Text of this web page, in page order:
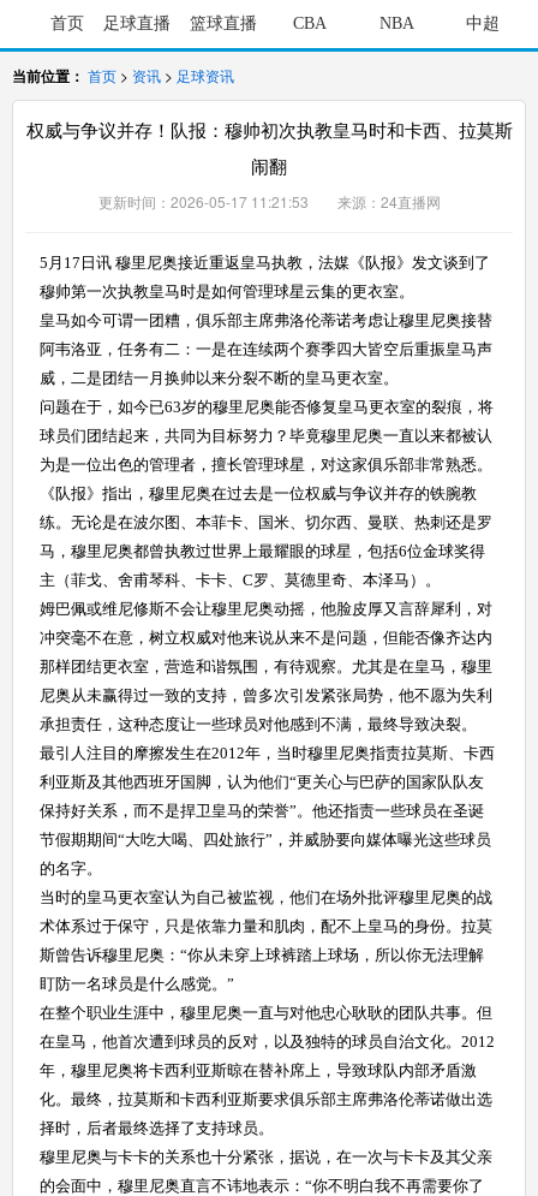
首页 足球直播 篮球直播 CBA NBA 中超
当前位置： 首页 > 资讯 > 足球资讯
权威与争议并存！队报：穆帅初次执教皇马时和卡西、拉莫斯
闹翻
更新时间：2026-05-17 11:21:53 来源：24直播网
5月17日讯 穆里尼奥接近重返皇马执教，法媒《队报》发文谈到了
穆帅第一次执教皇马时是如何管理球星云集的更衣室。
皇马如今可谓一团糟，俱乐部主席弗洛伦蒂诺考虑让穆里尼奥接替
阿韦洛亚，任务有二：一是在连续两个赛季四大皆空后重振皇马声
威，二是团结一月换帅以来分裂不断的皇马更衣室。
问题在于，如今已63岁的穆里尼奥能否修复皇马更衣室的裂痕，将
球员们团结起来，共同为目标努力？毕竟穆里尼奥一直以来都被认
为是一位出色的管理者，擅长管理球星，对这家俱乐部非常熟悉。
《队报》指出，穆里尼奥在过去是一位权威与争议并存的铁腕教
练。无论是在波尔图、本菲卡、国米、切尔西、曼联、热刺还是罗
马，穆里尼奥都曾执教过世界上最耀眼的球星，包括6位金球奖得
主（菲戈、舍甫琴科、卡卡、C罗、莫德里奇、本泽马）。
姆巴佩或维尼修斯不会让穆里尼奥动摇，他脸皮厚又言辞犀利，对
冲突毫不在意，树立权威对他来说从来不是问题，但能否像齐达内
那样团结更衣室，营造和谐氛围，有待观察。尤其是在皇马，穆里
尼奥从未赢得过一致的支持，曾多次引发紧张局势，他不愿为失利
承担责任，这种态度让一些球员对他感到不满，最终导致决裂。
最引人注目的摩擦发生在2012年，当时穆里尼奥指责拉莫斯、卡西
利亚斯及其他西班牙国脚，认为他们“更关心与巴萨的国家队队友
保持好关系，而不是捍卫皇马的荣誉”。他还指责一些球员在圣诞
节假期期间“大吃大喝、四处旅行”，并威胁要向媒体曝光这些球员
的名字。
当时的皇马更衣室认为自己被监视，他们在场外批评穆里尼奥的战
术体系过于保守，只是依靠力量和肌肉，配不上皇马的身份。拉莫
斯曾告诉穆里尼奥：“你从未穿上球裤踏上球场，所以你无法理解
盯防一名球员是什么感觉。”
在整个职业生涯中，穆里尼奥一直与对他忠心耿耿的团队共事。但
在皇马，他首次遭到球员的反对，以及独特的球员自治文化。2012
年，穆里尼奥将卡西利亚斯晾在替补席上，导致球队内部矛盾激
化。最终，拉莫斯和卡西利亚斯要求俱乐部主席弗洛伦蒂诺做出选
择时，后者最终选择了支持球员。
穆里尼奥与卡卡的关系也十分紧张，据说，在一次与卡卡及其父亲
的会面中，穆里尼奥直言不讳地表示：“你不明白我不再需要你了